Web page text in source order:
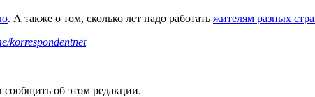
. А также о том, сколько лет надо работать жителям разных
korrespondentnet
об этом редакции.